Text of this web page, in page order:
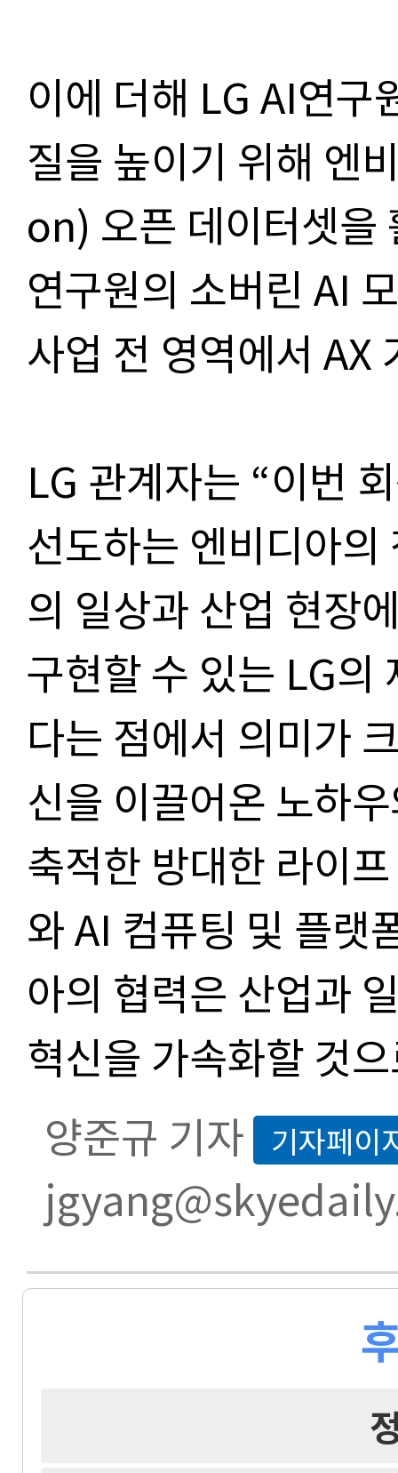
이에 더해 LG AI연구
질을 높이기 위해 엔
on) 오픈 데이터셋을
연구원의 소버린 AI
사업 전 영역에서 AX
LG 관계자는 “이번
선도하는 엔비디아
의 일상과 산업 현장
구현할 수 있는 LG의
다는 점에서 의미가
신을 이끌어온 노하
축적한 방대한 라이
와 AI 컴퓨팅 및 플랫
아의 협력은 산업과
혁신을 가속화할 것
양준규 기자 기자페이